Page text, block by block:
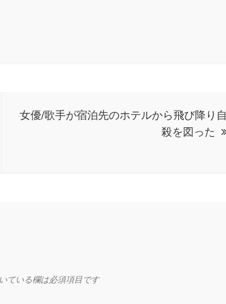
女優/歌手が宿泊先のホテルから飛び降り自
殺を図った
ている欄は必須項目です